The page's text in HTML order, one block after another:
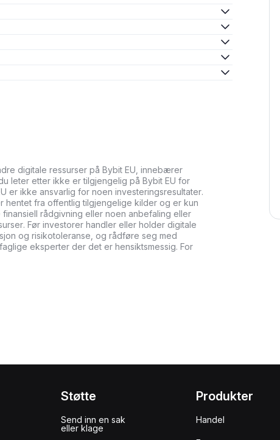
digitale ressurser på Bybit EU, innebærer
leter etter ikke er tilgjengelig på Bybit EU for
er ikke ansvarlig for noen investeringsresultater.
hentet fra offentlig tilgjengelige kilder og er kun
rådgivning eller noen anbefaling eller
Før investorer handler eller holder digitale
og risikotoleranse, og rådføre seg med
eksperter der det er hensiktsmessig. For
Støtte
Send inn en sak
eller klage
Produkter
Handel